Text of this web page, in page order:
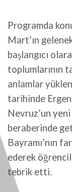
Programda
Mart’ın
başlangıcı
toplumlarının
anlamlar
tarihinde
Nevruz’un
beraberinde
Bayramı’nın
ederek
tebrik etti.